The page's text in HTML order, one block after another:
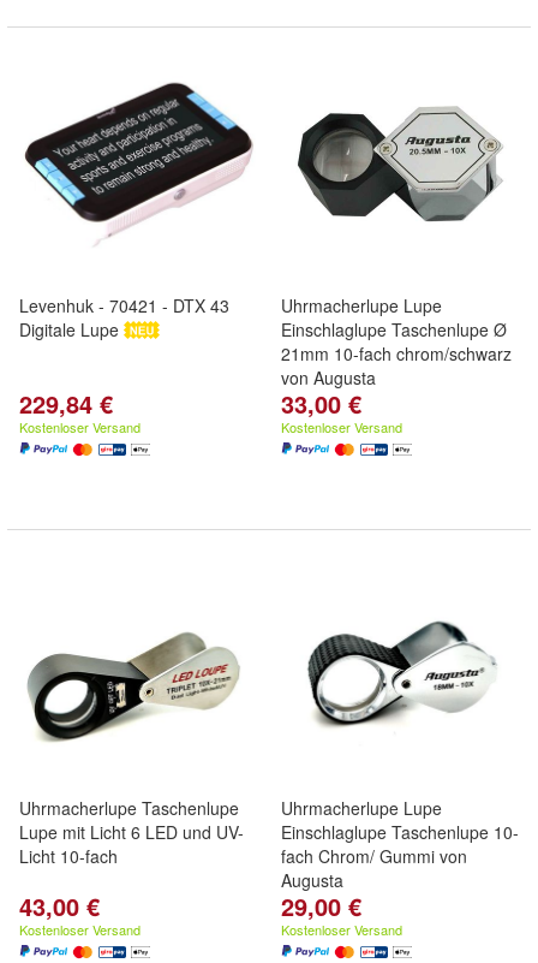
Levenhuk - 70421 - DTX 43
Digitale Lupe
229,84 €
Kostenloser Versand
Uhrmacherlupe Lupe
Einschlaglupe Taschenlupe Ø
21mm 10-fach chrom/schwarz
von Augusta
33,00 €
Kostenloser Versand
Uhrmacherlupe Taschenlupe
Lupe mit Licht 6 LED und UV-
Licht 10-fach
43,00 €
Kostenloser Versand
Uhrmacherlupe Lupe
Einschlaglupe Taschenlupe 10-
fach Chrom/ Gummi von
Augusta
29,00 €
Kostenloser Versand